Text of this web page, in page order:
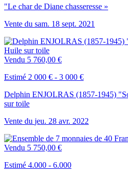
"Le char de Diane chasseresse »
Vente du sam. 18 sept. 2021
Vendu 5 760,00 €
Estimé 2 000 € - 3 000 €
Delphin ENJOLRAS (1857-1945)
sur toile
Vente du jeu. 28 avr. 2022
Vendu 5 750,00 €
Estimé 4.000 - 6.000